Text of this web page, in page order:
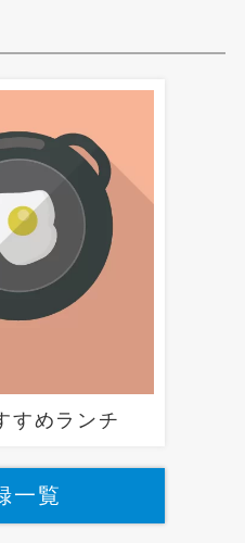
すめランチ
一覧